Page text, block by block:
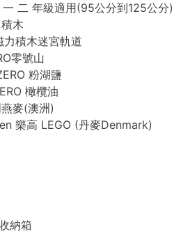
一 二 年級適用(95公分到125公分)
木
積木迷宮軌道
零號山
粉湖鹽
橄欖油
麥(澳洲)
樂高 LEGO (丹麥Denmark)
納箱